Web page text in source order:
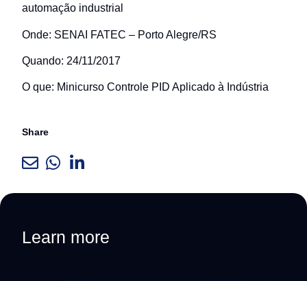
automação industrial
Onde: SENAI FATEC – Porto Alegre/RS
Quando: 24/11/2017
O que: Minicurso Controle PID Aplicado à Indústria
Share
Learn more